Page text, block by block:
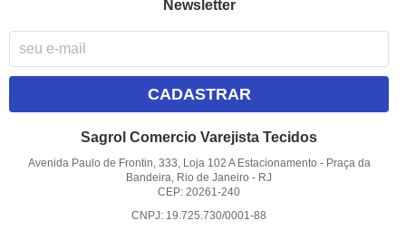
Newsletter
CADASTRAR
Sagrol Comercio Varejista Tecidos
Avenida Paulo de Frontin, 333, Loja 102 A Estacionamento - Praça da
Bandeira, Rio de Janeiro - RJ
CEP: 20261-240
CNPJ: 19.725.730/0001-88